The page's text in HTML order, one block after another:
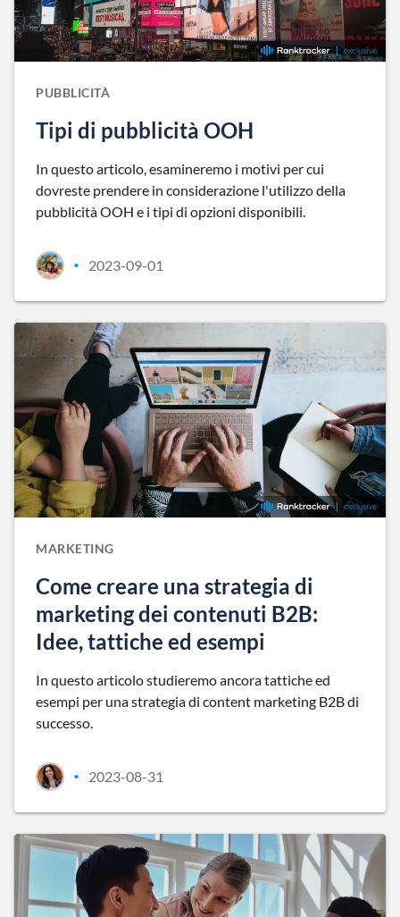
PUBBLICITÀ
Tipi di pubblicità OOH
In questo articolo, esamineremo i motivi per cui
dovreste prendere in considerazione l'utilizzo della
pubblicità OOH e i tipi di opzioni disponibili.
• 2023-09-01
MARKETING
Come creare una strategia di
marketing dei contenuti B2B:
Idee, tattiche ed esempi
In questo articolo studieremo ancora tattiche ed
esempi per una strategia di content marketing B2B di
successo.
• 2023-08-31